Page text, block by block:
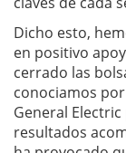
Dicho esto,
en positivo
cerrado las
conociamos
General
resultados